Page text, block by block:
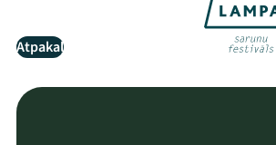
Atpakaļ